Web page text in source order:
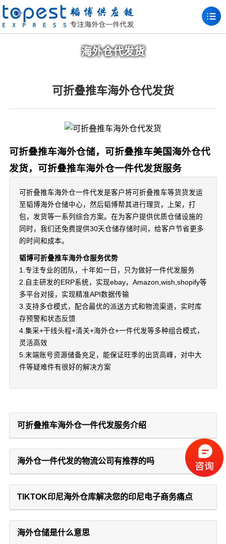
海外仓代发货
可折叠推车海外仓代发货
可折叠推车海外仓储，可折叠推车美国海外仓代
发货，可折叠推车海外仓一件代发货服务
可折叠推车海外仓一件代发是客户将可折叠推车等货货发运
至韬博海外仓储中心，然后韬博帮其进行理货，上架，打
包，发货等一系列综合方案。在为客户提供优质仓储设施的
同时，我们还免费提供30天仓储存储时间，给客户节省更多
的时间和成本。
韬博可折叠推车海外仓服务优势
1.专注专业的团队，十年如一日，只为做好一件代发服务
2.自主研发的ERP系统，实现ebay，Amazon,wish,shopify等
多平台对接，实现精准API数据传输
3.支持多仓模式，配合最优的派送方式和物流渠道，实时库
存预警和状态反馈
4.集采+干线头程+清关+海外仓+一件代发等多种组合模式，
灵活高效
5.末端账号资源储备充足，能保证旺季的出货高峰，对中大
件等疑难件有很好的解决方案
可折叠推车海外仓一件代发服务介绍
海外仓一件代发的物流公司有推荐的吗
TIKTOK印尼海外仓库解决您的印尼电子商务痛点
海外仓储是什么意思